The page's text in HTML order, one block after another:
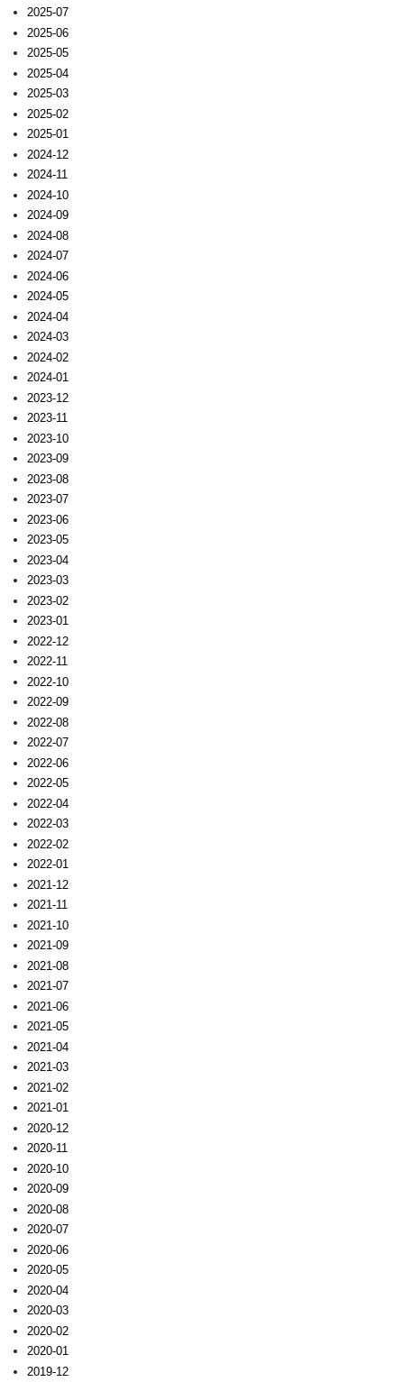
2025-07
2025-06
2025-05
2025-04
2025-03
2025-02
2025-01
2024-12
2024-11
2024-10
2024-09
2024-08
2024-07
2024-06
2024-05
2024-04
2024-03
2024-02
2024-01
2023-12
2023-11
2023-10
2023-09
2023-08
2023-07
2023-06
2023-05
2023-04
2023-03
2023-02
2023-01
2022-12
2022-11
2022-10
2022-09
2022-08
2022-07
2022-06
2022-05
2022-04
2022-03
2022-02
2022-01
2021-12
2021-11
2021-10
2021-09
2021-08
2021-07
2021-06
2021-05
2021-04
2021-03
2021-02
2021-01
2020-12
2020-11
2020-10
2020-09
2020-08
2020-07
2020-06
2020-05
2020-04
2020-03
2020-02
2020-01
2019-12